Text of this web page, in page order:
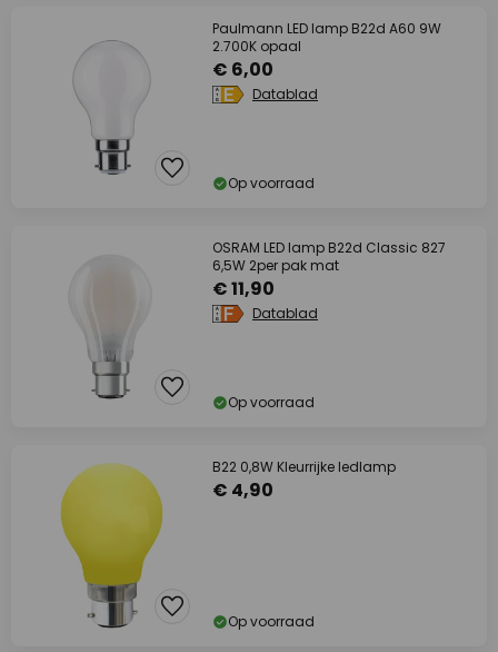
Paulmann LED lamp B22d A60 9W
2.700K opaal
€ 6,00
Datablad
Op voorraad
OSRAM LED lamp B22d Classic 827
6,5W 2per pak mat
€ 11,90
Datablad
Op voorraad
B22 0,8W Kleurrijke ledlamp
€ 4,90
Op voorraad